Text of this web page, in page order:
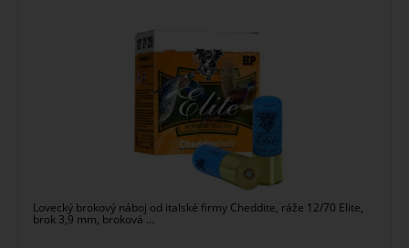
Lovecký brokový náboj od italské firmy Cheddite, ráže 12/70 Elite,
brok 3,9 mm, broková ...